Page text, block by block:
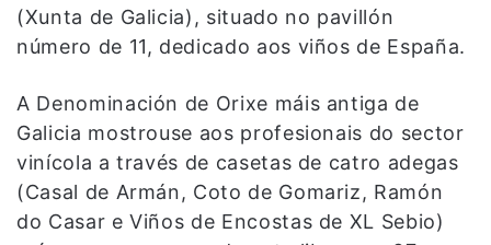
(Xunta de Galicia), situado no pavillón
número de 11, dedicado aos viños de España.
A Denominación de Orixe máis antiga de
Galicia mostrouse aos profesionais do sector
vinícola a través de casetas de catro adegas
(Casal de Armán, Coto de Gomariz, Ramón
do Casar e Viños de Encostas de XL Sebio)